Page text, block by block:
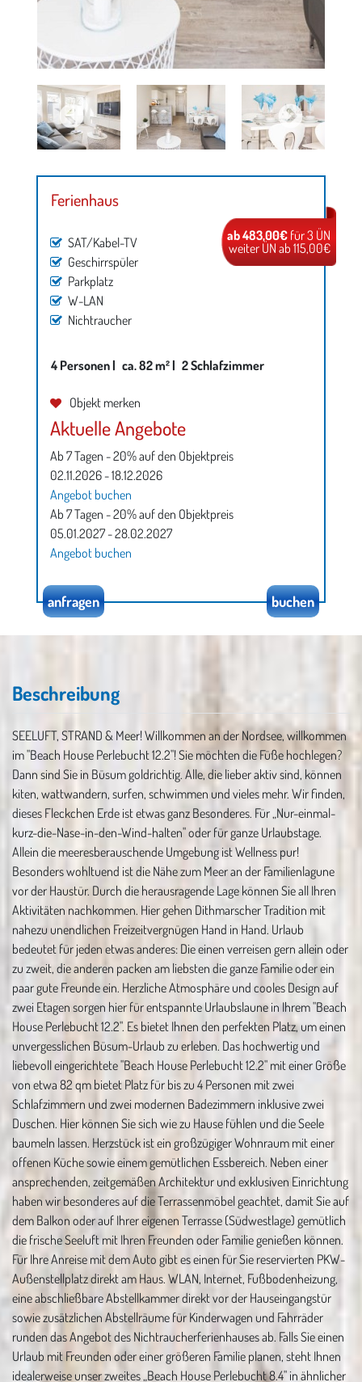
Ferienhaus
SAT/Kabel-TV
Geschirrspüler
Parkplatz
W-LAN
Nichtraucher
ab 483,00€ für 3 ÜN
weiter ÜN ab 115,00€
4 Personen | ca. 82 m² | 2 Schlafzimmer
Objekt merken
buchen
anfragen
Aktuelle Angebote
Ab 7 Tagen - 20% auf den Objektpreis
02.11.2026 - 18.12.2026
Angebot buchen
Ab 7 Tagen - 20% auf den Objektpreis
05.01.2027 - 28.02.2027
Angebot buchen
Beschreibung
SEELUFT, STRAND & Meer! Willkommen an der Nordsee, willkommen
im "Beach House Perlebucht 12.2"! Sie möchten die Füße hochlegen?
Dann sind Sie in Büsum goldrichtig. Alle, die lieber aktiv sind, können
kiten, wattwandern, surfen, schwimmen und vieles mehr. Wir finden,
dieses Fleckchen Erde ist etwas ganz Besonderes. Für „Nur-einmal-
kurz-die-Nase-in-den-Wind-halten" oder für ganze Urlaubstage.
Allein die meeresberauschende Umgebung ist Wellness pur!
Besonders wohltuend ist die Nähe zum Meer an der Familienlagune
vor der Haustür. Durch die herausragende Lage können Sie all Ihren
Aktivitäten nachkommen. Hier gehen Dithmarscher Tradition mit
nahezu unendlichen Freizeitvergnügen Hand in Hand. Urlaub
bedeutet für jeden etwas anderes: Die einen verreisen gern allein oder
zu zweit, die anderen packen am liebsten die ganze Familie oder ein
paar gute Freunde ein. Herzliche Atmosphäre und cooles Design auf
zwei Etagen sorgen hier für entspannte Urlaubslaune in Ihrem "Beach
House Perlebucht 12.2". Es bietet Ihnen den perfekten Platz, um einen
unvergesslichen Büsum-Urlaub zu erleben. Das hochwertig und
liebevoll eingerichtete "Beach House Perlebucht 12.2" mit einer Größe
von etwa 82 qm bietet Platz für bis zu 4 Personen mit zwei
Schlafzimmern und zwei modernen Badezimmern inklusive zwei
Duschen. Hier können Sie sich wie zu Hause fühlen und die Seele
baumeln lassen. Herzstück ist ein großzügiger Wohnraum mit einer
offenen Küche sowie einem gemütlichen Essbereich. Neben einer
ansprechenden, zeitgemäßen Architektur und exklusiven Einrichtung
haben wir besonderes auf die Terrassenmöbel geachtet, damit Sie auf
dem Balkon oder auf Ihrer eigenen Terrasse (Südwestlage) gemütlich
die frische Seeluft mit Ihren Freunden oder Familie genießen können.
Für Ihre Anreise mit dem Auto gibt es einen für Sie reservierten PKW-
Außenstellplatz direkt am Haus. WLAN, Internet, Fußbodenheizung,
eine abschließbare Abstellkammer direkt vor der Hauseingangstür
sowie zusätzlichen Abstellräume für Kinderwagen und Fahrräder
runden das Angebot des Nichtraucherferienhauses ab. Falls Sie einen
Urlaub mit Freunden oder einer größeren Familie planen, steht Ihnen
idealerweise unser zweites „Beach House Perlebucht 8.4" in ähnlicher